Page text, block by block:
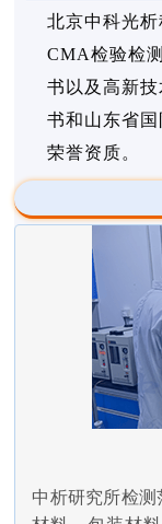
北京中科光
CMA检验检
书以及高新
书和山东省
荣誉资质。
中析研究所检